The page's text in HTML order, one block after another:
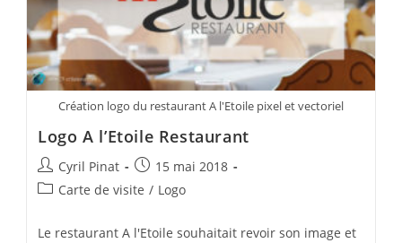
Création logo du restaurant A l'Etoile pixel et vectoriel
Logo A l’Etoile Restaurant
Auteur/autrice
de
Cyril Pinat
Publication
publiée :
15 mai 2018
PostCarte de visite / Logo
Le restaurant A l'Etoile souhaitait revoir son image et